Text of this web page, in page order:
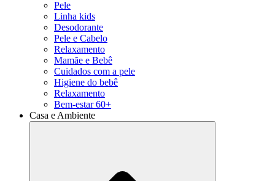
Pele
Linha kids
Desodorante
Pele e Cabelo
Relaxamento
Mamãe e Bebê
Cuidados com a pele
Higiene do bebê
Relaxamento
Bem-estar 60+
Casa e Ambiente